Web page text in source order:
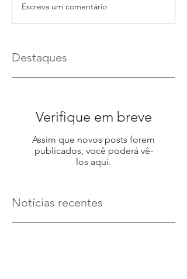
Escreva um comentário
Destaques
Verifique em breve
Assim que novos posts forem
publicados, você poderá vê-
los aqui.
Notícias recentes